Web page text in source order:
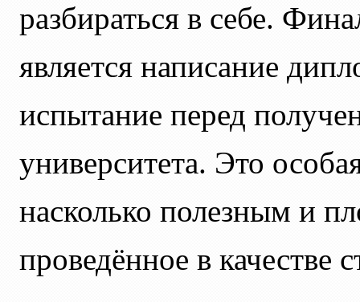
разбираться в себе.
является написание
испытание перед
университета. Это
насколько полезным и
проведённое в качестве